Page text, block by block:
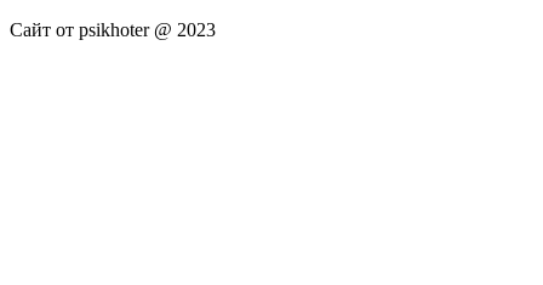
Сайт от psikhoter @ 2023